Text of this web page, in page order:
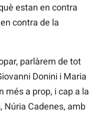
estan en contra
contra de la
parlàrem de tot
Donini i Maria
més a prop, i cap a la
Núria Cadenes, amb